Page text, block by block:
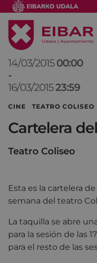
14/03/201500:00
-
16/03/201523:59
CINE TEATRO COLISEO
Cartelera
Teatro Coliseo
Esta es la cartelera
semana del teatro
La taquilla se abre
para la sesión de las
para el resto de las